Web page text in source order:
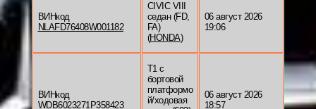
ВИНкод
NLAFD76408W001182
CIVIC VIII
седан (FD,
FA)
(HONDA)
06 август 2026
19:06
ВИНкод
WDB6023271P358423
T1 c
бортовой
платформо
й/ходовая
06 август 2026
18:57